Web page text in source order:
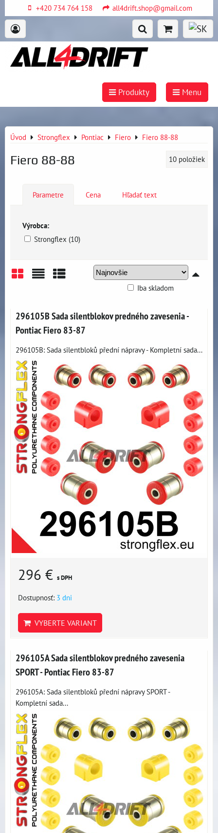
+420 734 764 158 all4drift.shop@gmail.com
Produkty Menu
Úvod Strongflex Pontiac Fiero Fiero 88-88
Fiero 88-88 10 položiek
Parametre Cena Hľadať text
Výrobca:
Strongflex (10)
Iba skladom
296105B Sada silentblokov predného zavesenia -
Pontiac Fiero 83-87
296105B: Sada silentbloků přední nápravy - Kompletní sada...
296 € s DPH
Dostupnosť: 3 dni
VYBERTE VARIANT
296105A Sada silentblokov predného zavesenia
SPORT - Pontiac Fiero 83-87
296105A: Sada silentbloků přední nápravy SPORT -
Kompletní sada...